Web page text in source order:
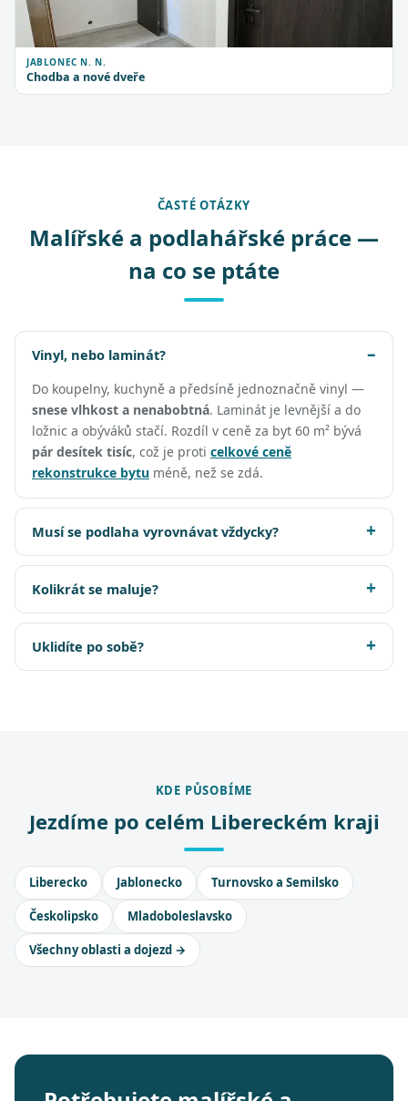
JABLONEC N. N.
Chodba a nové dveře
ČASTÉ OTÁZKY
Malířské a podlahářské práce —
na co se ptáte
Vinyl, nebo laminát?
Do koupelny, kuchyně a předsíně jednoznačně vinyl —
snese vlhkost a nenabobtná. Laminát je levnější a do
ložnic a obýváků stačí. Rozdíl v ceně za byt 60 m² bývá
pár desítek tisíc, což je proti celkové ceně
rekonstrukce bytu méně, než se zdá.
Musí se podlaha vyrovnávat vždycky?
Kolikrát se maluje?
Uklidíte po sobě?
KDE PŮSOBÍME
Jezdíme po celém Libereckém kraji
Liberecko Jablonecko Turnovsko a Semilsko
Českolipsko Mladoboleslavsko
Všechny oblasti a dojezd →